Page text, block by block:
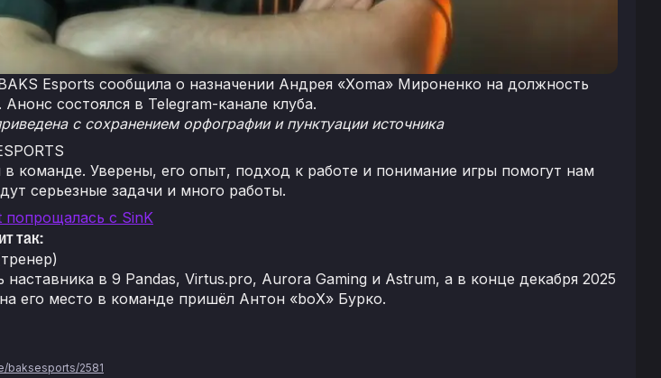
Esports сообщила о назначении Андрея «Xoma» Мироненко на должность
состоялся в Telegram-канале клуба.
с сохранением орфографии и пунктуации источника
команде. Уверены, его опыт, подход к работе и понимание игры помогут нам
серьезные задачи и много работы.
попрощалась с SinK
так:
в 9 Pandas, Virtus.pro, Aurora Gaming и Astrum, а в конце декабря 2025
его место в команде пришёл Антон «boX» Бурко.
baksesports/2581